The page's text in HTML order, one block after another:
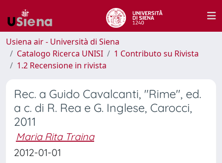
Usiena air - Università di Siena
Catalogo Ricerca UNISI
1 Contributo su Rivista
1.2 Recensione in rivista
Rec. a Guido Cavalcanti, "Rime", ed.
a c. di R. Rea e G. Inglese, Carocci,
2011
Maria Rita Traina
2012-01-01